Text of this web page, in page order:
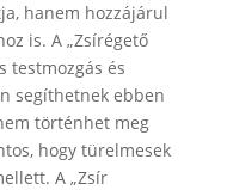
hanem hozzájárul
is. A „Zsírégető
testmozgás és
segíthetnek ebben
történhet meg
hogy türelmesek
A „Zsír